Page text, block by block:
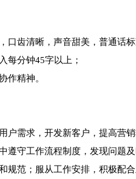
口齿清晰，声音甜美，普通话标
每分钟45字以上；
作精神。
户需求，开发新客户，提高营
程中遵守工作流程制度，
规范；服从工作安排，积极配合